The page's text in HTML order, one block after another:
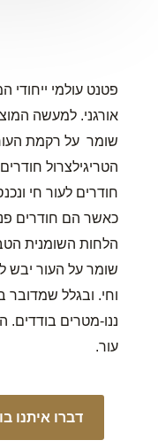
פטנט עולמי ייחודי
אורגני. למעשה
שומר על רקמת
הטריגילצרול
חודרים לעור חי
כאשר הם חודרים
הלחות השומנית
שומר על העור יבש
וחי. ובגלל שמדובר
ננו-מטרים בודדים.
עור.
דברו איתנו